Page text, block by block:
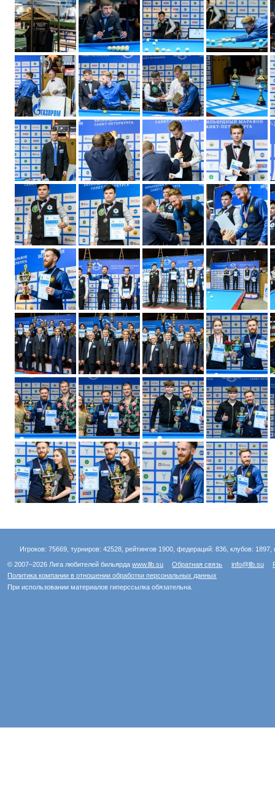
Игроков: 75669, турниров: 42528, рейтингов 1900, федераций: 836, клубов:
© 2007–2026 Лига любителей бильярдаwww.llb.su Обратная связь info@llb.su
Политика компании в отношении обработки персональных данных
При использовании материалов гиперссылка обязательна.